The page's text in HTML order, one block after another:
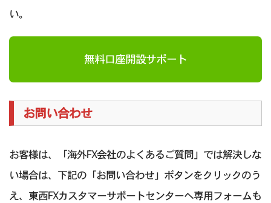
い。
無料口座開設サポート
お問い合わせ
お客様は、「海外FX会社のよくあるご質問」では解決しな
い場合は、下記の「お問い合わせ」ボタンをクリックのう
え、東西FXカスタマーサポートセンターへ専用フォームも